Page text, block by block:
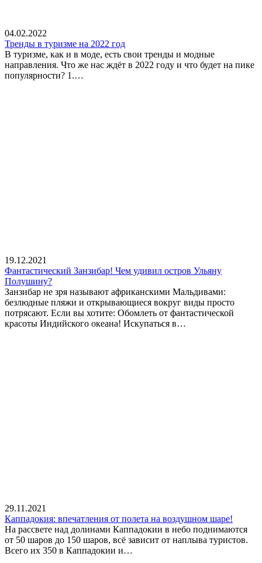
04.02.2022
Тренды в туризме на 2022 год
В туризме, как и в моде, есть свои тренды и модные
направления. Что же нас ждёт в 2022 году и что будет на пике
популярности? 1.…
19.12.2021
Фантастический Занзибар! Чем удивил остров Ульяну
Полушину?
Занзибар не зря называют африканскими Мальдивами:
безлюдные пляжи и открывающиеся вокруг виды просто
потрясают. Если вы хотите: Обомлеть от фантастической
красоты Индийского океана! Искупаться в…
29.11.2021
Каппадокия: впечатления от полета на воздушном шаре!
На рассвете над долинами Каппадокии в небо поднимаются
от 50 шаров до 150 шаров, всё зависит от наплыва туристов.
Всего их 350 в Каппадокии и…